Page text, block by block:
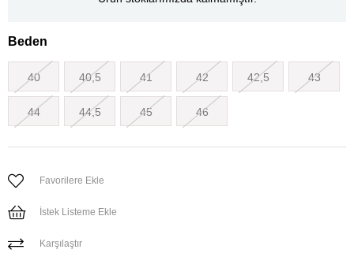
Beden
40 40,5 41 42 42,5 43
44 44,5 45 46
Favorilere Ekle
İstek Listeme Ekle
Karşılaştır